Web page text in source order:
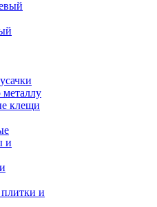
клещи
и